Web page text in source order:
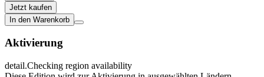
Jetzt kaufen
In den Warenkorb
Aktivierung
detail.Checking region availability